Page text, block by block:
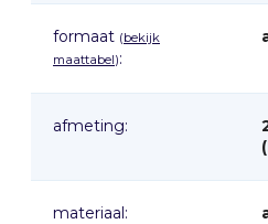
formaat (bekijk
maattabel):
afmeting:
materiaal: